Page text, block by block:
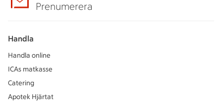
Prenumerera
Handla
Handla online
ICAs matkasse
Catering
Apotek Hjärtat